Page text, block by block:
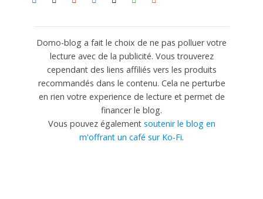
Domo-blog a fait le choix de ne pas polluer votre
lecture avec de la publicité. Vous trouverez
cependant des liens affiliés vers les produits
recommandés dans le contenu. Cela ne perturbe
en rien votre experience de lecture et permet de
financer le blog.
Vous pouvez également soutenir le blog en
m'offrant un café sur Ko-Fi.